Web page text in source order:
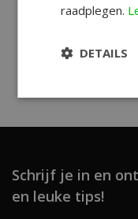
Schrijf je in en
en leuke tips!
raadplegen.
DETAILS